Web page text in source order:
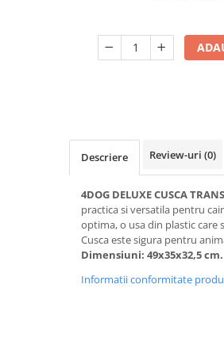
Descriere Review-uri (0)
4DOG DELUXE CUSCA
practica si versatila pentru
optima, o usa din plastic care
Cusca este sigura pentru
Dimensiuni: 49x35x32,5 cm.
Informatii conformitate